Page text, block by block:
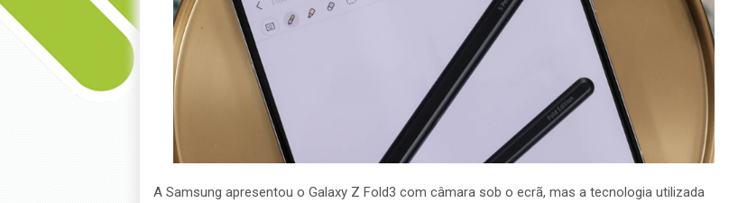
A Samsung apresentou o Galaxy Z Fold3 com câmara sob o ecrã, mas a tecnologia utilizada